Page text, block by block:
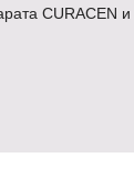
CURACEN и